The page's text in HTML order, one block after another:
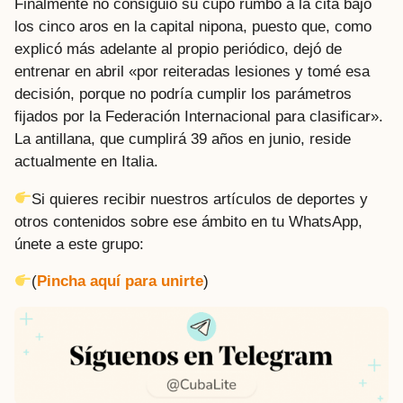
Finalmente no consiguió su cupo rumbo a la cita bajo
los cinco aros en la capital nipona, puesto que, como
explicó más adelante al propio periódico, dejó de
entrenar en abril «por reiteradas lesiones y tomé esa
decisión, porque no podría cumplir los parámetros
fijados por la Federación Internacional para clasificar».
La antillana, que cumplirá 39 años en junio, reside
actualmente en Italia.
Si quieres recibir nuestros artículos de deportes y
otros contenidos sobre ese ámbito en tu WhatsApp,
únete a este grupo:
(Pincha aquí para unirte)